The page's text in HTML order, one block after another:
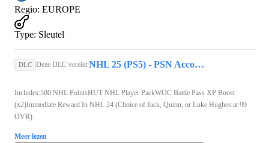
Regio: EUROPE
Type: Sleutel
DLC Deze DLC vereist: NHL 25 (PS5) - PSN Account - GLOBAL
Includes:500 NHL PointsHUT NHL Player PackWOC Battle Pass XP Boost
(x2)Immediate Reward In NHL 24 (Choice of Jack, Quinn, or Luke Hughes at 99
OVR)
Meer lezen